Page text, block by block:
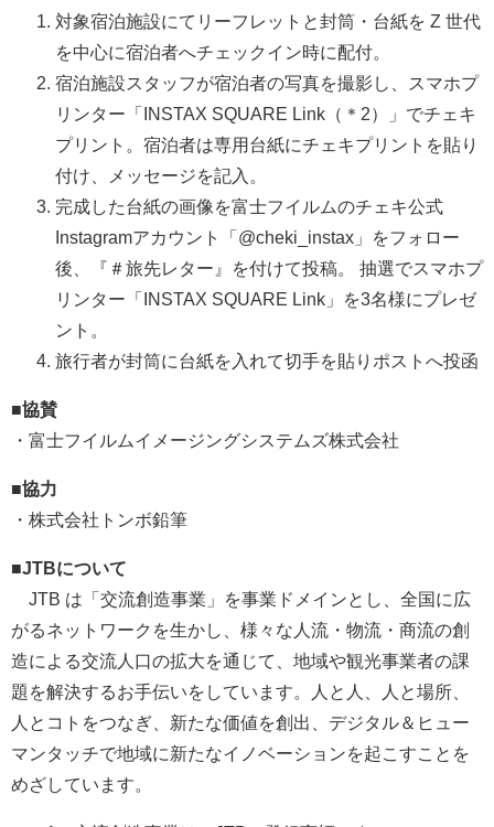
対象宿泊施設にてリーフレットと封筒・台紙を Z 世代
を中心に宿泊者へチェックイン時に配付。
宿泊施設スタッフが宿泊者の写真を撮影し、スマホプ
リンター「INSTAX SQUARE Link（＊2）」でチェキ
プリント。宿泊者は専用台紙にチェキプリントを貼り
付け、メッセージを記入。
完成した台紙の画像を富士フイルムのチェキ公式
Instagramアカウント「@cheki_instax」をフォロー
後、『＃旅先レター』を付けて投稿。 抽選でスマホプ
リンター「INSTAX SQUARE Link」を3名様にプレゼ
ント。
旅行者が封筒に台紙を入れて切手を貼りポストへ投函
■協賛
・富士フイルムイメージングシステムズ株式会社
■協力
・株式会社トンボ鉛筆
■JTBについて
JTB は「交流創造事業」を事業ドメインとし、全国に広
がるネットワークを生かし、様々な人流・物流・商流の創
造による交流人口の拡大を通じて、地域や観光事業者の課
題を解決するお手伝いをしています。人と人、人と場所、
人とコトをつなぎ、新たな価値を創出、デジタル＆ヒュー
マンタッチで地域に新たなイノベーションを起こすことを
めざしています。